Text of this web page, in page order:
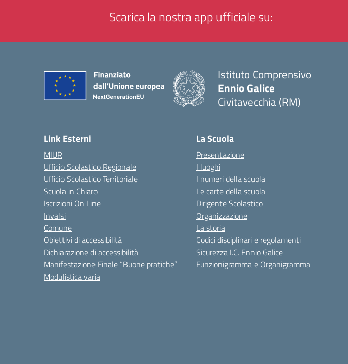
Scarica la nostra app ufficiale su:
Istituto Comprensivo
Ennio Galice
Civitavecchia (RM)
Link Esterni
MIUR
Ufficio Scolastico Regionale
Ufficio Scolastico Territoriale
Scuola in Chiaro
Iscrizioni On Line
Invalsi
Comune
Obiettivi di accessibilità
Dichiarazione di accessibilità
Manifestazione Finale “Buone pratiche”
Modulistica varia
La Scuola
Presentazione
I luoghi
I numeri della scuola
Le carte della scuola
Dirigente Scolastico
Organizzazione
La storia
Codici disciplinari e regolamenti
Sicurezza I.C. Ennio Galice
Funzionigramma e Organigramma